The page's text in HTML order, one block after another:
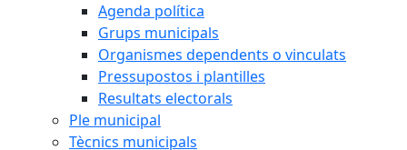
Agenda política
Grups municipals
Organismes dependents o vinculats
Pressupostos i plantilles
Resultats electorals
Ple municipal
Tècnics municipals